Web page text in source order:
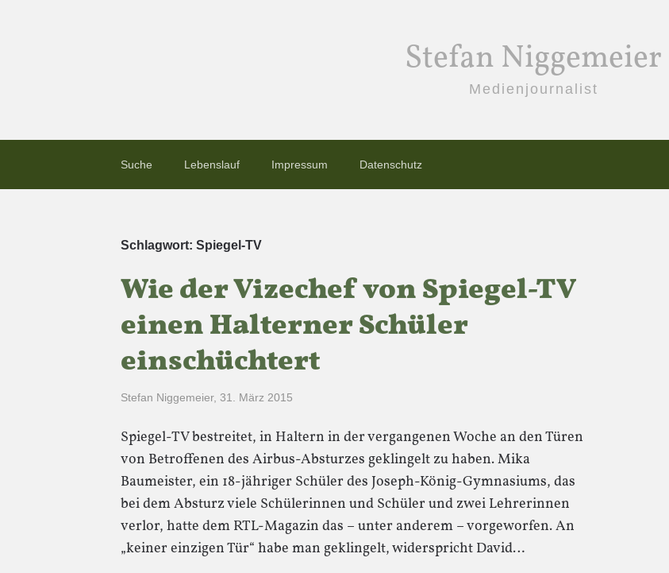
Stefan Niggemeier
Medienjournalist
Suche Lebenslauf Impressum Datenschutz
Schlagwort: Spiegel-TV
Wie der Vizechef von Spiegel-TV
einen Halterner Schüler
einschüchtert
Stefan Niggemeier, 31. März 2015
Spiegel-TV bestreitet, in Haltern in der vergangenen Woche an den Türen
von Betroffenen des Airbus-Absturzes geklingelt zu haben. Mika
Baumeister, ein 18-jähriger Schüler des Joseph-König-Gymnasiums, das
bei dem Absturz viele Schülerinnen und Schüler und zwei Lehrerinnen
verlor, hatte dem RTL-Magazin das – unter anderem – vorgeworfen. An
„keiner einzigen Tür“ habe man geklingelt, widerspricht David…